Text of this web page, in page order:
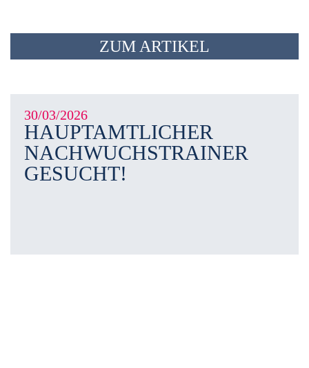
ZUM ARTIKEL
30/03/2026
HAUPTAMTLICHER
NACHWUCHSTRAINER
GESUCHT!